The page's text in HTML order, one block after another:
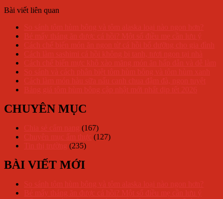
Bài viết liên quan
CHUYÊN MỤC
(167)
(127)
(235)
BÀI VIẾT MỚI